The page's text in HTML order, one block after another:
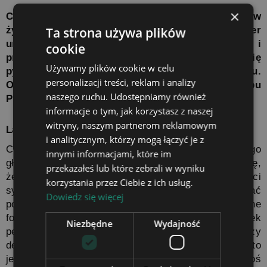
Chrzest to jeden z najważniejszych momentów w
życiu dziecka i jego rodziców. Wyjątkowy charakter
uroczystości podkreśla obecność rodziny i
przyjaciół. Po otrzymaniu zaproszenia pojawia się
pytanie, co kupić dziecku z okazji chrztu.
Odpowiedzią mogą być lampki LED 3D ze sklepu
Plexido.
Lampka LED 3D jako ozdobna pamiątka chrztu
Chociaż chrzest jest niezwykłym wydarzeniem, jego
główny uczestnik nie będzie go pamiętał. Przyjęło się,
że dziecko otrzymuje od zaproszonych gości
symboliczne pamiątki, które mają podkreślać
podniosłość sakramentu. Mogą one przyjmować różne
formy, np.: ozdobnych kartek, drewnianych pudełeczek
pełnych drobiazgów, opasłych ksiąg i albumów czy
dekoracyjnych pozytywek. W tak ważnym dniu warto
jednak przełamać schematy i pokusić się o coś
×
Ta strona używa plików
cookie
Używamy plików cookie w celu
personalizacji treści, reklam i analizy
naszego ruchu. Udostępniamy również
informacje o tym, jak korzystasz z naszej
witryny, naszym partnerom reklamowym
i analitycznym, którzy mogą łączyć je z
innymi informacjami, które im
przekazałeś lub które zebrali w wyniku
korzystania przez Ciebie z ich usług.
Dowiedz się więcej
Niezbędne Wydajność